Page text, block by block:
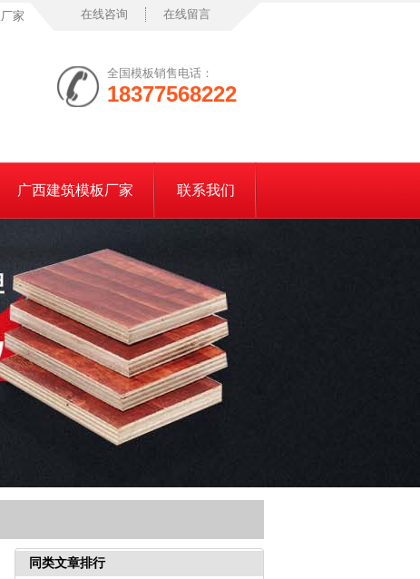
家 在线咨询 在线留言
全国模板销售电话：
18377568222
广西建筑模板厂家 联系我们
同类文章排行